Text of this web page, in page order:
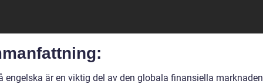
engelska är en viktig del av den globala finansiella